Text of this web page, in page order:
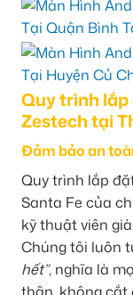
Quy trình
Zestech tại
Đảm bảo an
Quy trình lắp
Santa Fe của
kỹ thuật viên
Chúng tôi luôn
hết”, nghĩa là